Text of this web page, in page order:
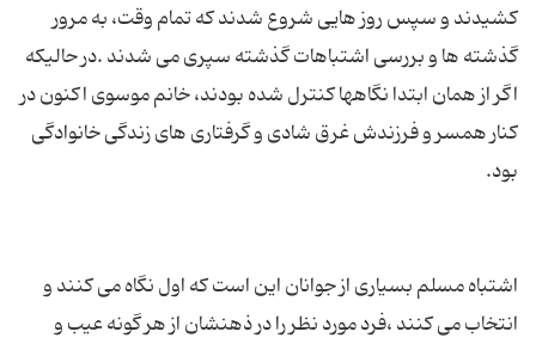
کشیدند و سپس روز هایی شروع شدند که تمام وقت، به مرور
گذشته ها و بررسی اشتباهات گذشته سپری می شدند .در حالیکه
اگر از همان ابتدا نگاهها کنترل شده بودند، خانم موسوی اکنون در
کنار همسر و فرزندش غرق شادی و گرفتاری های زندگی خانوادگی
اشتباه مسلم بسیاری از جوانان این است که اول نگاه می کنند و
انتخاب می کنند ،فرد مورد نظر را در ذهنشان از هر گونه عیب و